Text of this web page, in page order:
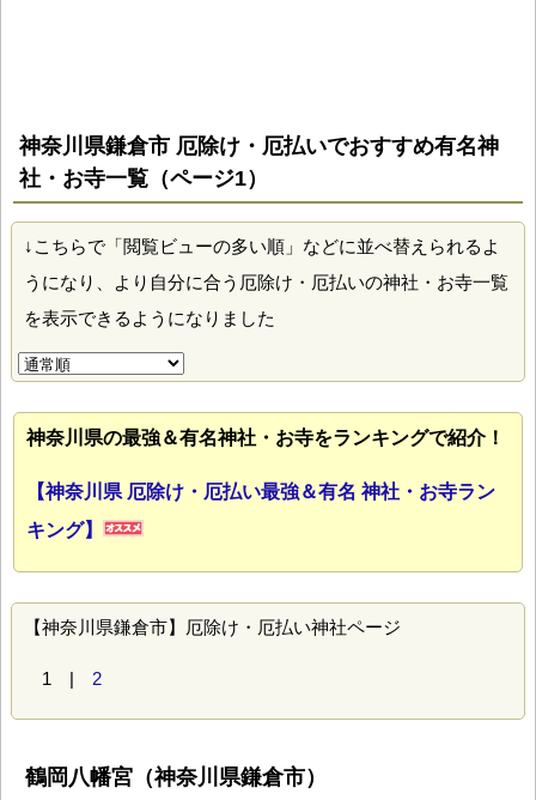
神奈川県鎌倉市 厄除け・厄払いでおすすめ有名神
社・お寺一覧（ページ1）
↓こちらで「閲覧ビューの多い順」などに並べ替えられるよ
うになり、より自分に合う厄除け・厄払いの神社・お寺一覧
を表示できるようになりました
神奈川県の最強＆有名神社・お寺をランキングで紹介！
【神奈川県 厄除け・厄払い最強＆有名 神社・お寺ラン
キング】
【神奈川県鎌倉市】厄除け・厄払い神社ページ
1 | 2
鶴岡八幡宮（神奈川県鎌倉市）